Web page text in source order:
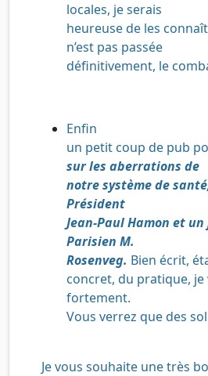
locales, je serais
heureuse de les
n’est pas passée
définitivement, le
Enfin
un petit coup de pub
sur les aberrations de
notre système de
Président
Jean-Paul Hamon et
Parisien M.
Rosenveg. Bien écrit,
concret, du pratique, je
fortement.
Vous verrez que des
Je vous souhaite une très